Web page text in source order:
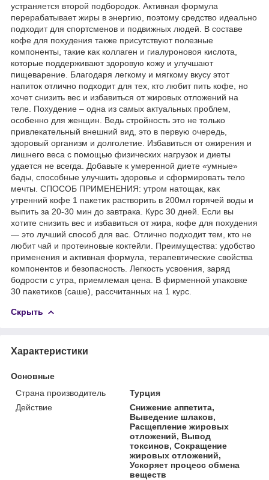
устраняется второй подбородок. Активная формула
перерабатывает жиры в энергию, поэтому средство идеально
подходит для спортсменов и подвижных людей. В составе
кофе для похудения также присутствуют полезные
компоненты, такие как коллаген и гиалуроновоя кислота,
которые поддерживают здоровую кожу и улучшают
пищеварение. Благодаря легкому и мягкому вкусу этот
напиток отлично подходит для тех, кто любит пить кофе, но
хочет снизить вес и избавиться от жировых отложений на
теле. Похудение – одна из самых актуальных проблем,
особенно для женщин. Ведь стройность это не только
привлекательный внешний вид, это в первую очередь,
здоровый организм и долголетие. Избавиться от ожирения и
лишнего веса с помощью физических нагрузок и диеты
удается не всегда. Добавьте к умеренной диете «умные»
бады, способные улучшить здоровье и сформировать тело
мечты. СПОСОБ ПРИМЕНЕНИЯ: утром натощак, как
утренний кофе 1 пакетик растворить в 200мл горячей воды и
выпить за 20-30 мин до завтрака. Курс 30 дней. Если вы
хотите снизить вес и избавиться от жира, кофе для похудения
— это лучший способ для вас. Отлично подходит тем, кто не
любит чай и протеиновые коктейли. Преимущества: удобство
применения и активная формула, терапевтические свойства
компонентов и безопасность. Легкость усвоения, заряд
бодрости с утра, приемлемая цена. В фирменной упаковке
30 пакетиков (саше), рассчитанных на 1 курс.
Скрыть
Характеристики
Основные
Страна производитель
Турция
Действие
Снижение аппетита,
Выведение шлаков,
Расщепление жировых
отложений, Вывод
токсинов, Сокращение
жировых отложений,
Ускоряет процесс обмена
веществ